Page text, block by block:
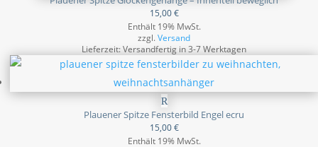
15,00€
Enthält 19% MwSt.
zzgl.Versand
Lieferzeit: Versandfertig in 3-7 Werktagen
Plauener Spitze Fensterbild Engel ecru
15,00€
Enthält 19% MwSt.